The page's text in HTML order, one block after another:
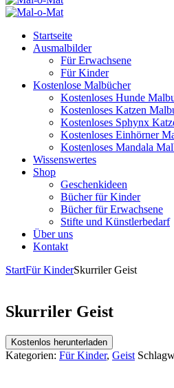
Startseite
Ausmalbilder
Für Erwachsene
Für Kinder
Kostenlose Malbücher
Kostenloses Hunde
Kostenloses Katzen
Kostenloses Sphynx
Kostenloses Einhörner
Kostenloses Mandala
Wissenswertes
Shop
Geschenkideen
Bücher für Kinder
Bücher für Erwachsene
Stifte und Künstlerbedarf
Über uns
Kontakt
StartFür KinderSkurriler Geist
Skurriler Geist
Kostenlos herunterladen
Kategorien: Für Kinder, Geist